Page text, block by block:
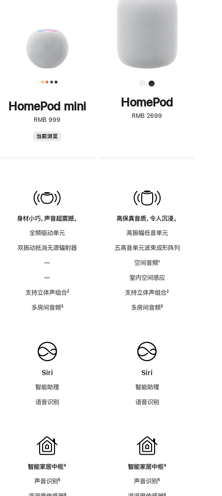
HomePod mini
RMB 999
当前浏览
身材小巧，声音超震撼。
全频驱动单元
双振动抵消无源辐射器
—
—
支持立体声组合脚
²
多房间音频脚
³
Siri
智能助理
语音识别
智能家居中枢脚
⁴
声音识别脚
⁵
了
解
HomePod<
HomePod
RMB 2699
高保真音质，令人沉浸。
高振幅低音单元
五高音单元波束成形阵列
空间音频脚
¹
室内空间感应
支持立体声组合脚
²
多房间音频脚
³
Siri
智能助理
语音识别
智能家居中枢脚
⁴
声音识别脚
⁵